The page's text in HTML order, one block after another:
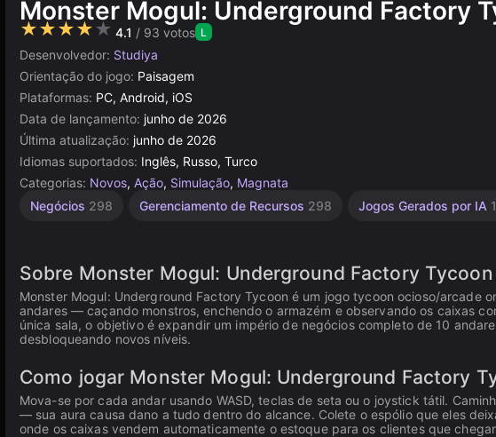
Monster Mogul: Underground Factory
★★★★★ 4.1 / 93 votos L
Desenvolvedor: Studiya
Orientação do jogo: Paisagem
Plataformas: PC, Android, iOS
Data de lançamento: junho de 2026
Última atualização: junho de 2026
Idiomas suportados: Inglês, Russo, Turco
Categorias: Novos, Ação, Simulação, Magnata
Negócios 298 Gerenciamento de Recursos 298 Jogos Gerados por IA
Sobre Monster Mogul: Underground Factory Tycoon
Monster Mogul: Underground Factory Tycoon é um jogo tycoon ocioso/arcade
andares — caçando monstros, enchendo o armazém e observando os caixas
única sala, o objetivo é expandir um império de negócios completo de 10
desbloqueando novos níveis.
Como jogar Monster Mogul: Underground Factory
Mova-se por cada andar usando WASD, teclas de seta ou o joystick tátil.
— sua aura causa dano a tudo dentro do alcance. Colete o espólio que eles
onde os caixas vendem automaticamente o estoque para os clientes que